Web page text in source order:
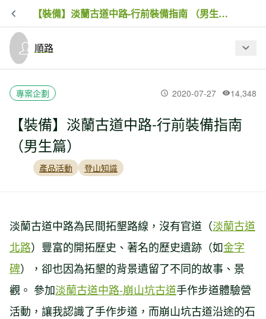
【裝備】淡蘭古道中路-行前裝備指南 （男生篇）
順路
最新文章
【裝備】淡蘭古道中路-行前裝備指南
專案企劃 2020-07-27 14,348
【裝備】淡蘭古道中路-行前裝備指南
（男生篇）
產品活動 登山知識
淡蘭古道中路為民間拓墾路線，沒有官道（淡蘭古道
北路）豐富的開拓歷史、著名的歷史遺跡（如金字
碑），卻也因為拓墾的背景遺留了不同的故事、景
觀。 參加淡蘭古道中路-崩山坑古道手作步道體驗營
活動，讓我認識了手作步道，而崩山坑古道沿途的石